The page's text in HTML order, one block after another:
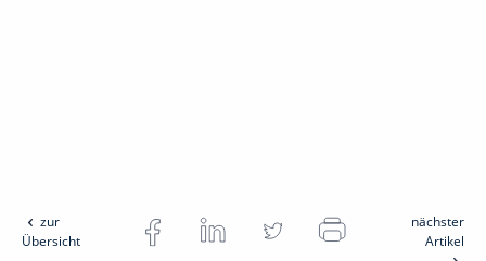
zur
Übersicht
nächster
Artikel